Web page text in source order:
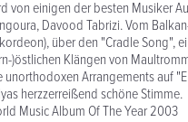
von einigen der besten Musiker
Davood Tabrizi. Vom
über den "Cradle Song",
)östlichen Klängen von
unorthodoxen Arrangements auf
herzzerreißend schöne Stimme.
Music Album Of The Year 2003